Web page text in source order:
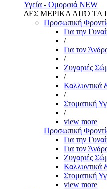
Υγεία - Ομορφιά NEW
ΔΕΣ ΜΕΡΙΚΑ ΑΠΌ ΤΑ
Προσωπική
Για την
/
Για τον
/
Ζυγαριές
/
Καλλυντικά
/
Στοματική
/
view more
Προσωπική
Για την
Για τον
Ζυγαριές
Καλλυντικά
Στοματική
view more